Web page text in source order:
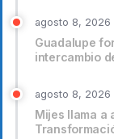
agosto 8, 2026
Guadalupe
intercambio
agosto 8, 2026
Mijes llama a